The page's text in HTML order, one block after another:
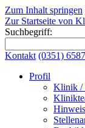
Zum Inhalt springen
Zur Startseite von
Suchbegriff:
Kontakt (0351)
Profil
Klinik /